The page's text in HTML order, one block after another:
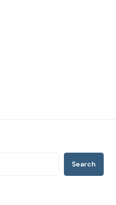
Search